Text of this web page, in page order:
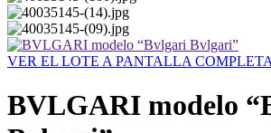
VER EL LOTE A PANTALLA COMPLETA
BVLGARI modelo